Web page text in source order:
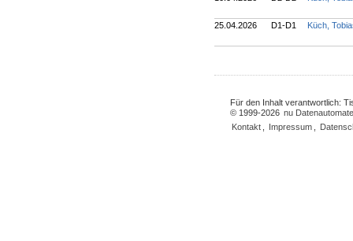
25.04.2026 D1-D1 Küch,
Für den Inhalt verantwortlich:
© 1999-2026 nu
Kontakt
Impressum